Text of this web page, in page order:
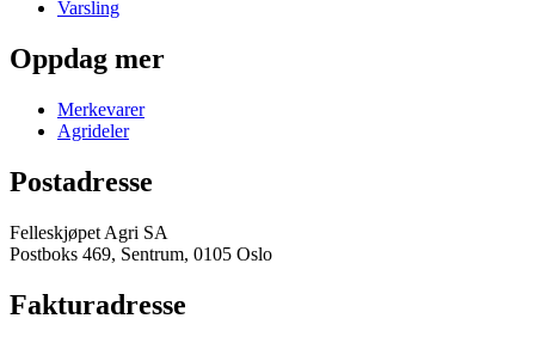
Varsling
Oppdag mer
Merkevarer
Agrideler
Postadresse
Felleskjøpet Agri SA
Postboks 469, Sentrum, 0105 Oslo
Fakturadresse